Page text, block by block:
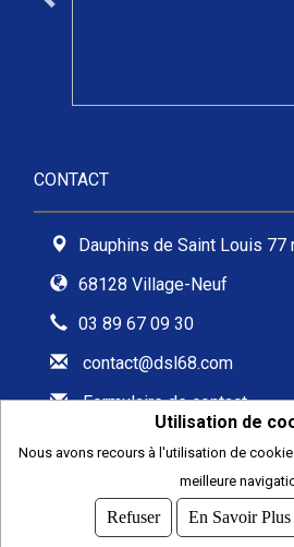
CONTACT
Dauphins de Saint Louis
68128 Village-Neuf
03 89 67 09 30
contact@dsl68.com
Formulaire de contact
2026
© COMITI -CGVU
OPTIMISÉ POUR CHROME ET
Utilisation de
Nous avons recours à l'utilisation de
meilleure
Refuser En Savoir Plus